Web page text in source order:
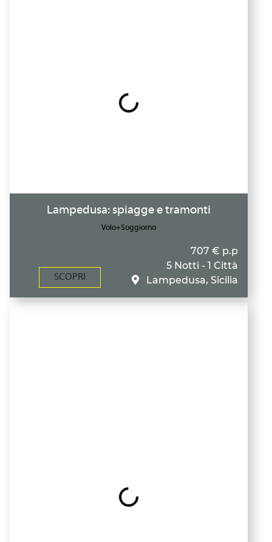
Lampedusa: spiagge e tramonti
Volo+Soggiorno
SCOPRI
707 € p.p
5 Notti - 1 Città
Lampedusa, Sicilia